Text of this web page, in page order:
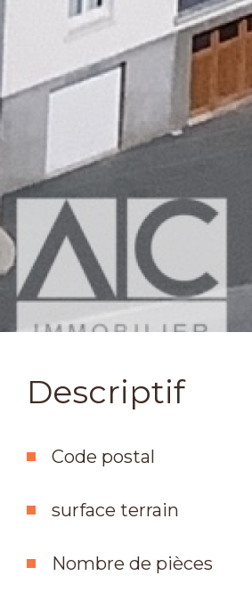
Descriptif
Code postal
surface terrain
Nombre de pièces